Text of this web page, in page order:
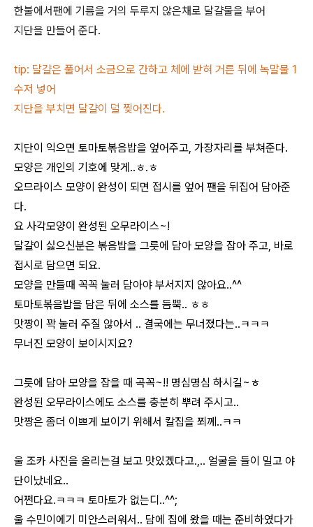
한불에서팬에 기름을 거의 두루지 않은채로 달걀물을 부어
지단을 만들어 준다.
tip: 달걀은 풀어서 소금으로 간하고 체에 받혀 거른 뒤에 녹말물 1
수저 넣어
지단을 부치면 달걀이 덜 찢어진다.
지단이 익으면 토마토볶음밥을 엎어주고, 가장자리를 부쳐준다.
모양은 개인의 기호에 맞게..ㅎ.ㅎ
오므라이스 모양이 완성이 되면 접시를 엎어 팬을 뒤집어 담아준
다.
요 사각모양이 완성된 오무라이스~!
달걀이 싫으신분은 볶음밥을 그릇에 담아 모양을 잡아 주고, 바로
접시로 담으면 되요.
모양을 만들때 꼭꼭 눌러 담아야 부서지지 않아요..^^
토마토볶음밥을 담은 뒤에 소스를 듬뿍.. ㅎㅎ
맛짱이 꽉 눌러 주질 않아서 .. 결국에는 무너졌다는..ㅋㅋㅋ
무너진 모양이 보이시지요?
그릇에 담아 모양을 잡을 때 곡꼭~!! 명심명심 하시길~ㅎ
완성된 오무라이스에도 소스를 충분히 뿌려 주시고..
맛짱은 좀더 이쁘게 보이기 위해서 칼집을 쬐께..ㅋㅋ
울 조카 사진을 올리는걸 보고 맛있겠다고.,.. 얼굴을 들이 밀고 야
단이났네요..
어쩐다요.ㅋㅋㅋ 토마토가 없는디..^^;
울 수민이에기 미안스러워서.. 담에 집에 왔을 때는 준비하였다가